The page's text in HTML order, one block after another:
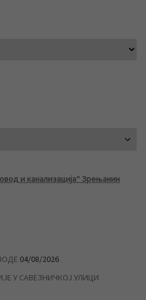
и канализација“ Зрењанин
04/08/2026
У САВЕЗНИЧКОЈ УЛИЦИ